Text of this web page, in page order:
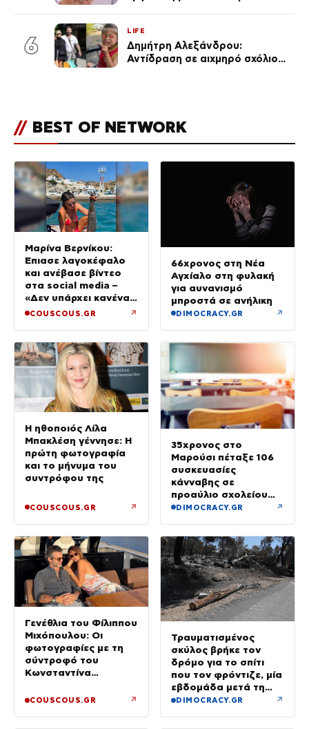
6
LIFE
Δημήτρη Αλεξάνδρου:
Αντίδραση σε αιχμηρό σχόλιο
// BEST OF NETWORK
Μαρίνα Βερνίκου:
Έπιασε λαγοκέφαλο
και ανέβασε βίντεο
στα social media –
«Δεν υπάρχει κανένας
λόγος να φοβόμαστε»
COUSCOUS.GR ↗
66χρονος στη Νέα
Αγχίαλο στη φυλακή
για αυνανισμό
μπροστά σε ανήλικη
DIMOCRACY.GR ↗
Η ηθοποιός Λίλα
Μπακλέση γέννησε: Η
πρώτη φωτογραφία
και το μήνυμα του
συντρόφου της
COUSCOUS.GR ↗
35χρονος στο
Μαρούσι πέταξε 106
συσκευασίες
κάνναβης σε
προαύλιο σχολείου
και έφυγε μόλις είδε
DIMOCRACY.GR ↗
Γενέθλια του Φίλιππου
Μιχόπουλου: Οι
φωτογραφίες με τη
σύντροφό του
Κωνσταντίνα
δημόσιο «Σ’ αγαπώ»
COUSCOUS.GR ↗
Τραυματισμένος
σκύλος βρήκε τον
δρόμο για το σπίτι
που τον φρόντιζε, μία
εβδομάδα μετά τη
φωτιά στο Πόρτο
DIMOCRACY.GR ↗